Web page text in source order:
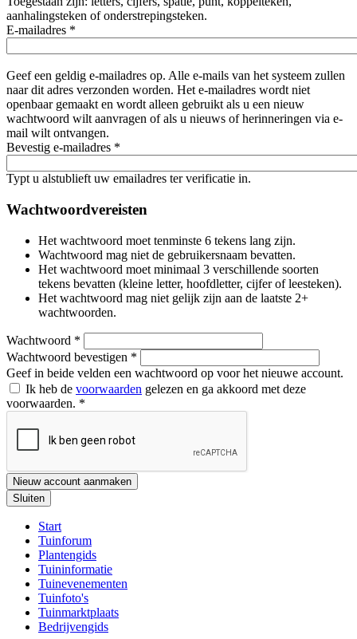
aanhalingsteken of onderstrepingsteken.
E-mailadres *
Geef een geldig e-mailadres op. Alle e-mails van het systeem zullen
naar dit adres verzonden worden. Het e-mailadres wordt niet
openbaar gemaakt en wordt alleen gebruikt als u een nieuw
wachtwoord wilt aanvragen of als u nieuws of herinneringen via e-
mail wilt ontvangen.
Bevestig e-mailadres *
Typt u alstublieft uw emailadres ter verificatie in.
Wachtwoordvereisten
Het wachtwoord moet tenminste 6 tekens lang zijn.
Wachtwoord mag niet de gebruikersnaam bevatten.
Het wachtwoord moet minimaal 3 verschillende soorten
tekens bevatten (kleine letter, hoofdletter, cijfer of leesteken).
Het wachtwoord mag niet gelijk zijn aan de laatste 2+
wachtwoorden.
Wachtwoord *
Wachtwoord bevestigen *
Geef in beide velden een wachtwoord op voor het nieuwe account.
Ik heb de voorwaarden gelezen en ga akkoord met deze
voorwaarden. *
Nieuw account aanmaken
Sluiten
Start
Tuinforum
Plantengids
Tuininformatie
Tuinevenementen
Tuinfoto's
Tuinmarktplaats
Bedrijvengids